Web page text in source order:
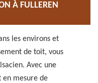
À FULLEREN
les environs et
de toit, vous
Avec une
mesure de